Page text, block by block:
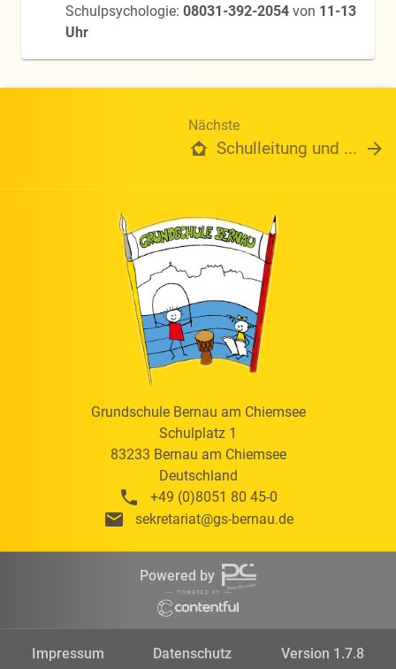
Schulpsychologie: 08031-392-2054 von 11-13
Uhr
Nächste
Schulleitung und ...
Grundschule Bernau am Chiemsee
Schulplatz 1
83233 Bernau am Chiemsee
Deutschland
+49 (0)8051 80 45-0
sekretariat@gs-bernau.de
Powered by
Impressum Datenschutz Version 1.7.8